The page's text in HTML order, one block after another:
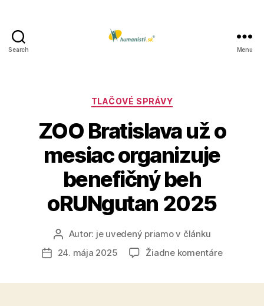
Search Menu
Kategórie
TLAČOVÉ SPRÁVY
ZOO Bratislava už o
mesiac organizuje
benefičný beh
oRUNgutan 2025
Autor
článku
Autor: je uvedený priamo v článku
Dátum24. mája 2025 Žiadne komentárena